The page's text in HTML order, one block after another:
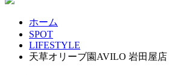
ホーム
SPOT
LIFESTYLE
天草オリーブ園AVILO 岩田屋店